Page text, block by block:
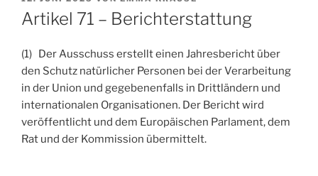
AM
Artikel 71 – Berichterstattung
(1) Der Ausschuss erstellt einen Jahresbericht über
den Schutz natürlicher Personen bei der Verarbeitung
in der Union und gegebenenfalls in Drittländern und
internationalen Organisationen. Der Bericht wird
veröffentlicht und dem Europäischen Parlament, dem
Rat und der Kommission übermittelt.